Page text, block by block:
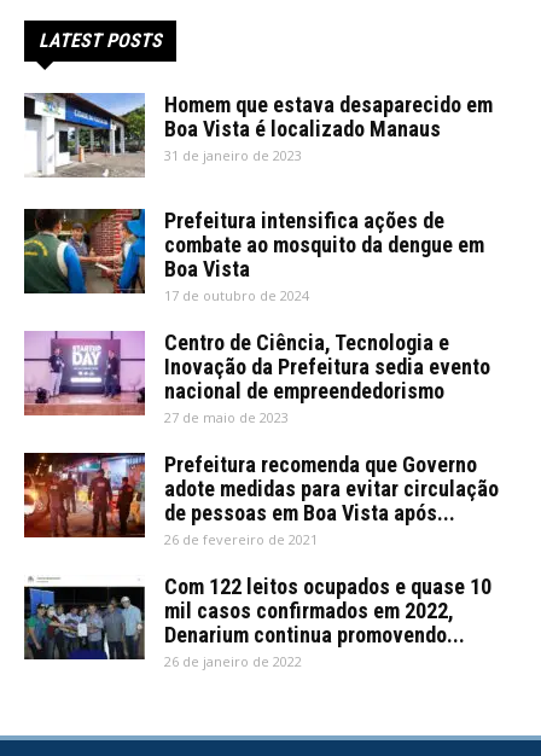
LATEST POSTS
Homem que estava desaparecido em
Boa Vista é localizado Manaus
31 de janeiro de 2023
Prefeitura intensifica ações de
combate ao mosquito da dengue em
Boa Vista
17 de outubro de 2024
Centro de Ciência, Tecnologia e
Inovação da Prefeitura sedia evento
nacional de empreendedorismo
27 de maio de 2023
Prefeitura recomenda que Governo
adote medidas para evitar circulação
de pessoas em Boa Vista após...
26 de fevereiro de 2021
Com 122 leitos ocupados e quase 10
mil casos confirmados em 2022,
Denarium continua promovendo...
26 de janeiro de 2022